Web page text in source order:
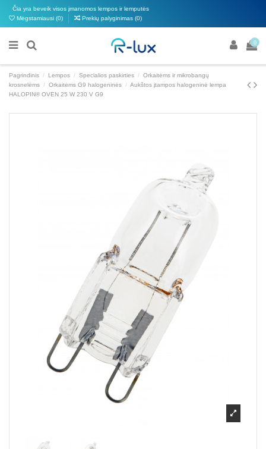
Čia yra beveik visos įmanomos lempos ir lemputės
Mėgstamiausi (0) Prekių palyginimas (0)
0
Pagrindinis Lempos Specialios paskirties
Orkaitėms ir mikrobangų
krosnelėms
Orkaitėms G9 halogeninės
Aukštos įtampos halogeninė lempa
HALOPIN® OVEN 25 W 230 V G9